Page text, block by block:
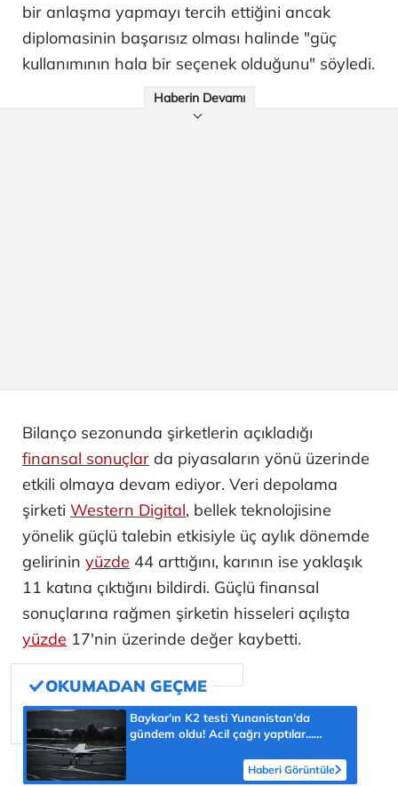
bir anlaşma yapmayı tercih ettiğini ancak
diplomasinin başarısız olması halinde "güç
kullanımının hala bir seçenek olduğunu" söyledi.
Haberin Devamı
Bilanço sezonunda şirketlerin açıkladığı
finansal sonuçlar da piyasaların yönü üzerinde
etkili olmaya devam ediyor. Veri depolama
şirketi Western Digital, bellek teknolojisine
yönelik güçlü talebin etkisiyle üç aylık dönemde
gelirinin yüzde 44 arttığını, karının ise yaklaşık
11 katına çıktığını bildirdi. Güçlü finansal
sonuçlarına rağmen şirketin hisseleri açılışta
yüzde 17'nin üzerinde değer kaybetti.
Baykar'ın K2 testi Yunanistan'da
gündem oldu! Acil çağrı yaptılar...
Haberi Görüntüle